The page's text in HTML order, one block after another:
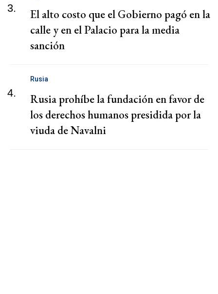
3.
El alto costo que el Gobierno pagó en la
calle y en el Palacio para la media
sanción
4.
Rusia
Rusia prohíbe la fundación en favor de
los derechos humanos presidida por la
viuda de Navalni